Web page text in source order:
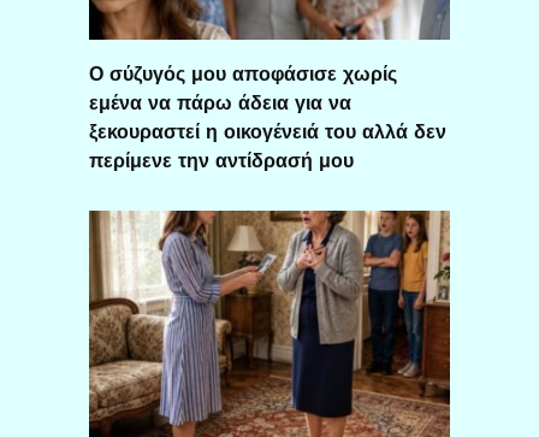
Ο σύζυγός μου αποφάσισε χωρίς
εμένα να πάρω άδεια για να
ξεκουραστεί η οικογένειά του αλλά δεν
περίμενε την αντίδρασή μου